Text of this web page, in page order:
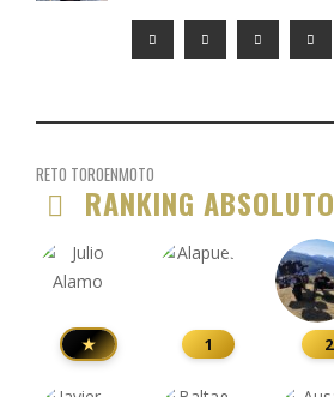
RETO TOROENMOTO
RANKING ABSOLUTO
★ 1 2